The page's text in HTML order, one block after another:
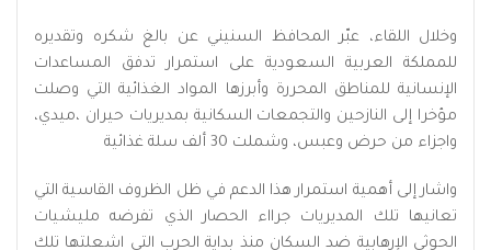
وخلال اللقاء، عبّر المحافظ السنيني عن بالغ شكره وتقديره
للمملكة العربية السعودية على استمرار تدفق المساعدات
الإنسانية للمناطق المحررة وأبرزها المواد الغذائية التي وصلت
مؤخرا إلى النازحين والتجمعات السكانية بمديريات حيران ،ميدي،
واجزاء من حرض وعبس، وشملت 30 ألف سلة غذائية
واشار إلى أهمية استمرار هذا الدعم في ظل الظروف القاسية التي
تعانيها تلك المديريات جرااء الحصار الذي تفرضه مليشيات
الحوثي الإرهابية ضد السكان منذ بداية الحرب التي اشعلتها تلك